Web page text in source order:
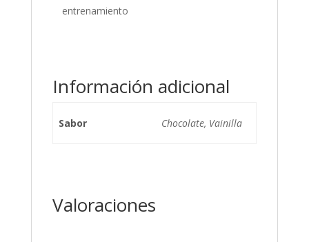
entrenamiento
Información adicional
Sabor Chocolate, Vainilla
Valoraciones